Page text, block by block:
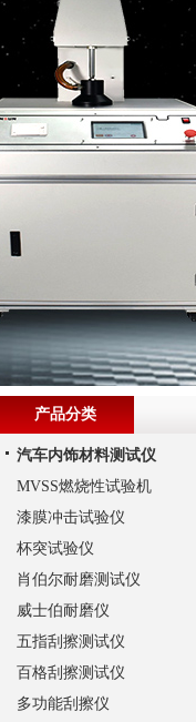
产品分类
汽车内饰材料测试仪
MVSS燃烧性试验机
漆膜冲击试验仪
杯突试验仪
肖伯尔耐磨测试仪
威士伯耐磨仪
五指刮擦测试仪
百格刮擦测试仪
多功能刮擦仪